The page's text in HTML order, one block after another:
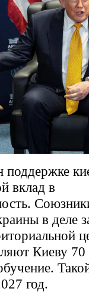
вклад в
в деле
Киеву 70
год.